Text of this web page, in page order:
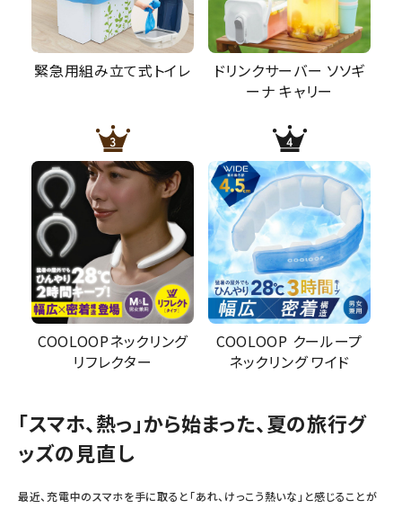
緊急用組み立て式トイレ
ドリンクサーバー ソソギ
ーナ キャリー
COOLOOPネックリング
リフレクター
COOLOOP クーループ
ネックリング ワイド
「スマホ、熱っ」から始まった、夏の旅行グ
ッズの見直し
最近、充電中のスマホを手に取ると「あれ、けっこう熱いな」と感じることが